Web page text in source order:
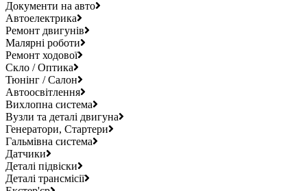
Документи на авто
Автоелектрика
Ремонт двигунів
Малярні роботи
Ремонт ходової
Скло / Оптика
Тюнінг / Салон
Автоосвітлення
Вихлопна система
Вузли та деталі двигуна
Генератори, Стартери
Гальмівна система
Датчики
Деталі підвіски
Деталі трансмісії